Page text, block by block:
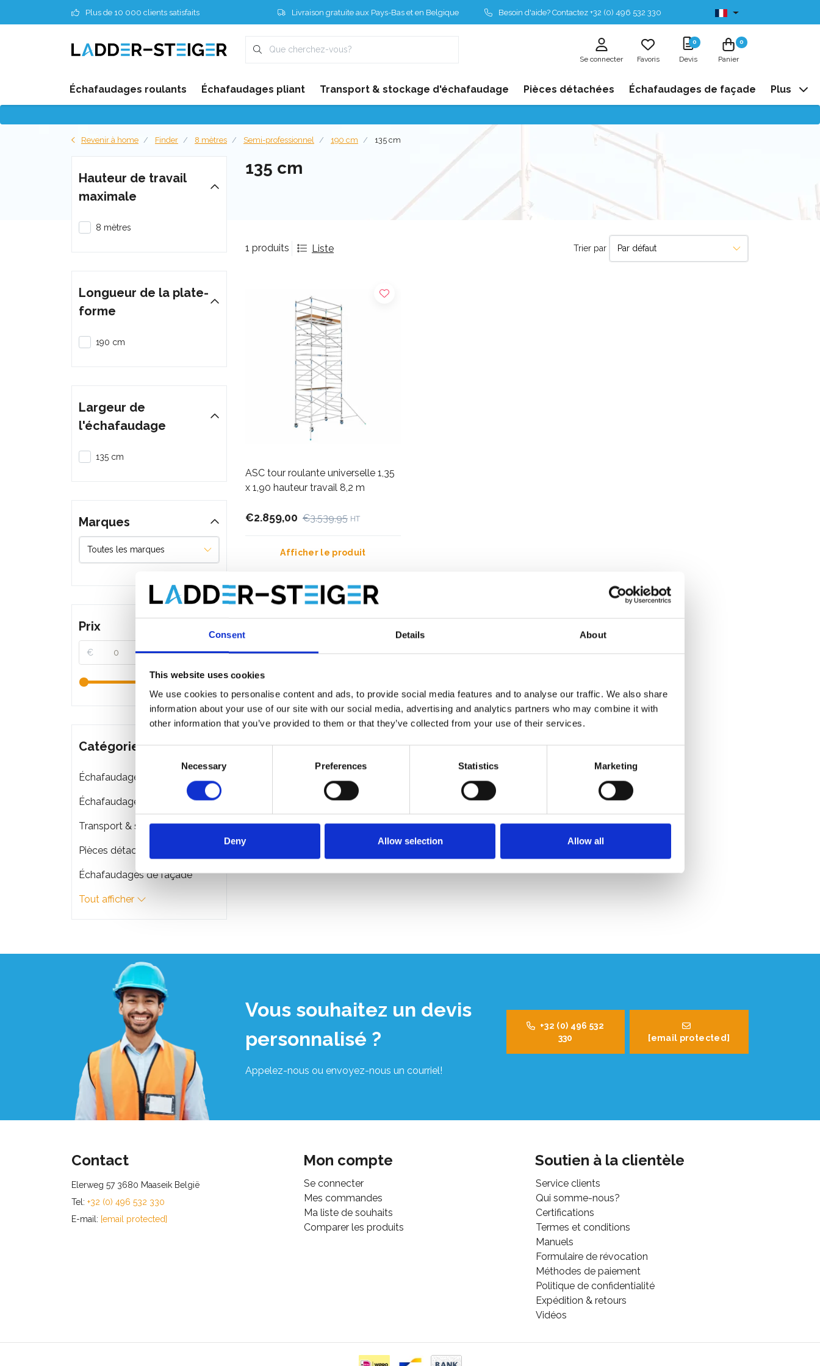
Consent Details About
This website uses cookies
We use cookies to personalise content and ads, to provide social media features and to analyse our traffic. We also share
information about your use of our site with our social media, advertising and analytics partners who may combine it with
other information that you’ve provided to them or that they’ve collected from your use of their services.
Consent
Necessary Preferences Statistics Marketing
Deny Allow selection Allow all
Plus de 10 000 clients satisfaits Livraison gratuite aux Pays-Bas et en Belgique Besoin d'aide? Contactez +32 (0) 496 532 330 Disponibles de stock
Se connecter Favoris
0
Devis
0
Panier
Échafaudages roulants Échafaudages pliant Transport & stockage d'échafaudage Pièces détachées Échafaudages de façade Plus
Revenir à home Finder 8 mètres Semi-professionnel 190 cm 135 cm
135 cm
1 produits Liste Trier par
ASC tour roulante universelle 1,35
x 1,90 hauteur travail 8,2 m
€2.859,00 €3.539,95 HT
Afficher le produit
Hauteur de travail
maximale
8 mètres
Longueur de la plate-
forme
190 cm
Largeur de
l'échafaudage
135 cm
Marques
Prix
€ €
Catégories
Échafaudages roulants
Échafaudages pliant
Transport & stockage d'échafaudage
Pièces détachées
Échafaudages de façade
Tout afficher
Vous souhaitez un devis
personnalisé ?
Appelez-nous ou envoyez-nous un courriel!
+32 (0) 496 532
330
[email protected]
Contact
Elerweg 57 3680 Maaseik België
Tel: +32 (0) 496 532 330
E-mail: [email protected]
Mon compte
Se connecter
Mes commandes
Ma liste de souhaits
Comparer les produits
Soutien à la clientèle
Service clients
Qui somme-nous?
Certifications
Termes et conditions
Manuels
Formulaire de révocation
Méthodes de paiement
Politique de confidentialité
Expédition & retours
Vidéos